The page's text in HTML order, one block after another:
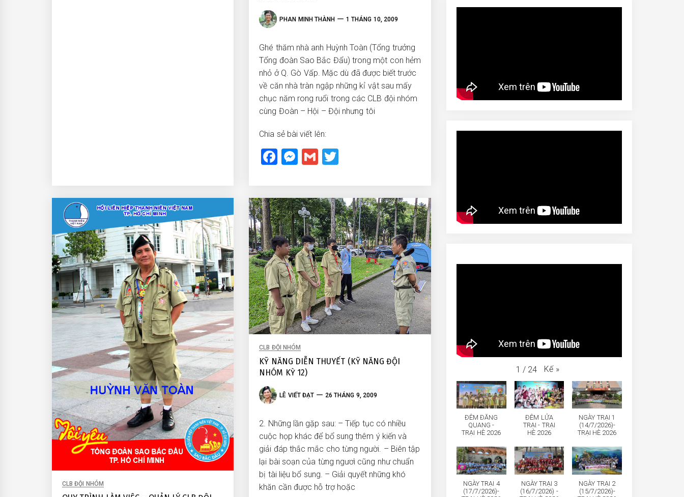
PHAN MINH THÀNH 1 THÁNG 10, 2009
Ghé thăm nhà anh Huỳnh Toàn (Tổng trưởng
Tổng đoàn Sao Bắc Đẩu) trong một con hẻm
nhỏ ở Q. Gò Vấp. Mặc dù đã được biết trước
về căn nhà tràn ngập những kỉ vật sau mấy
chục năm rong ruổi trong các CLB đội nhóm
cùng Đoàn – Hội – Đội nhưng tôi
Chia sẻ bài viết lên:
Facebook
Messenger
Gmail
CLB ĐỘI NHÓM
CLB ĐỘI NHÓM
KỸ NĂNG DIỄN THUYẾT (KỸ NĂNG ĐỘI
NHÓM KỲ 12)
LÊ VIẾT ĐẠT 26 THÁNG 9, 2009
2. Những lần gặp sau: – Tiếp tục có nhiều
cuộc họp khác để bổ sung thêm ý kiến và
giải đáp thắc mắc cho từng người. – Biên tập
lại bài soạn của từng ngươì cũng như chuẩn
bị tài liệu bổ sung. – Giải quyết những khó
khăn cần được hỗ trợ hoặc
1 / 24 Kế »
ĐÊM ĐĂNG
QUANG -
TRẠI HÈ 2026
ĐÊM LỬA
TRẠI - TRẠI
HÈ 2026
NGÀY TRẠI 1
(14/7/2026)-
TRẠI HÈ 2026
NGÀY TRẠI 4
(17/7/2026)-
NGÀY TRẠI 3
(16/7/2026) -
NGÀY TRẠI 2
(15/7/2026)-